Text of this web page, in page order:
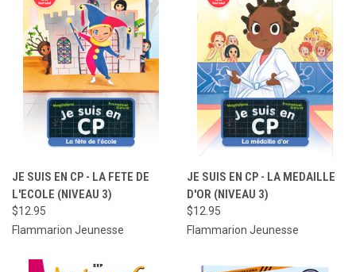
JE SUIS EN CP - LA FETE DE
L'ECOLE (NIVEAU 3)
$12.95
Flammarion Jeunesse
JE SUIS EN CP - LA MEDAILLE
D'OR (NIVEAU 3)
$12.95
Flammarion Jeunesse